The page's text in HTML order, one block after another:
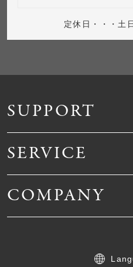
SUPPORT
SERVICE
COMPANY
定休日・・・土